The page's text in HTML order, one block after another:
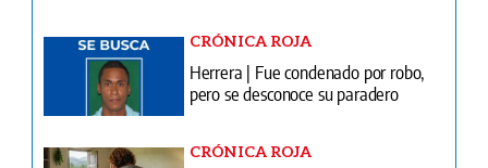
CRÓNICA ROJA
Herrera | Fue condenado por robo,
pero se desconoce su paradero
CRÓNICA ROJA